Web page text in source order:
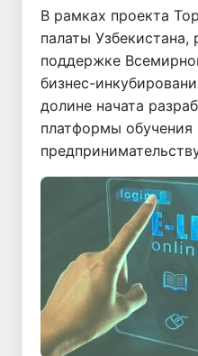
В рамках проекта
палаты Узбекистана,
поддержке
бизнес-
долине начата
платформы обучения